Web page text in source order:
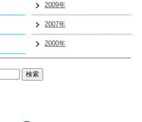
2009年
2007年
2000年